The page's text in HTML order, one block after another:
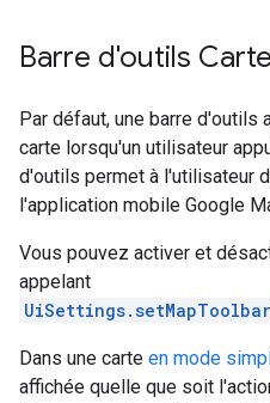
Barre d'outils Carte
Par défaut, une barre d'outils
carte lorsqu'un utilisateur
d'outils permet à l'utilisateur
l'application mobile Google
Vous pouvez activer et
appelant
Dans une carte en mode
affichée quelle que soit